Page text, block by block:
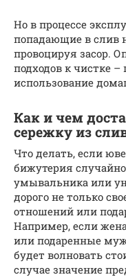
Но в процессе
попадающие в слив
провоцируя засор.
подходов к чистке
использование
Как и чем
сережку из
Что делать, если
бижутерия
умывальника или
дорого не только
отношений или
Например, если
или подаренные
будет волновать
случае значение